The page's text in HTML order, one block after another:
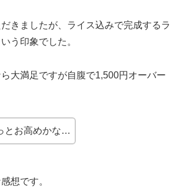
きましたが、ライス込みで完成するラ
う印象でした。
大満足ですが自腹で1,500円オーバー
とお高めかな…
想です。